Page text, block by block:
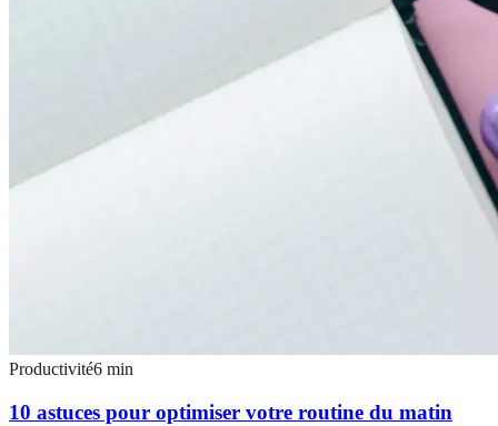
Productivité6 min
10 astuces pour optimiser votre routine du matin